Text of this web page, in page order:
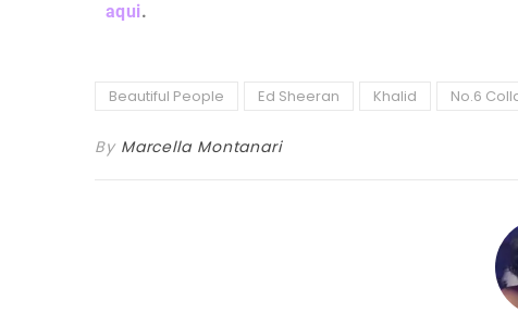
aqui.
Beautiful People Ed Sheeran Khalid No.6
By Marcella Montanari